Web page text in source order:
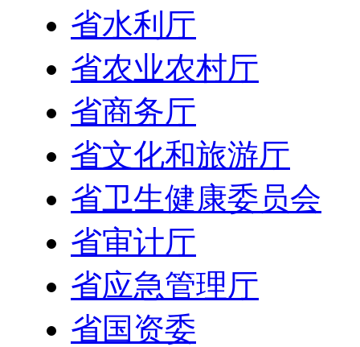
省水利厅
省农业农村厅
省商务厅
省文化和旅游厅
省卫生健康委员会
省审计厅
省应急管理厅
省国资委